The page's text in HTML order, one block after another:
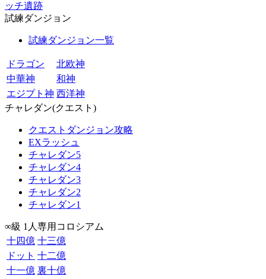
ッチ遺跡
試練ダンジョン
試練ダンジョン一覧
ドラゴン
北欧神
中華神
和神
エジプト神 西洋神
チャレダン(クエスト)
クエストダンジョン攻略
EXラッシュ
チャレダン5
チャレダン4
チャレダン3
チャレダン2
チャレダン1
∞級 1人専用コロシアム
十四億 十三億
ドット 十二億
十一億 裏十億